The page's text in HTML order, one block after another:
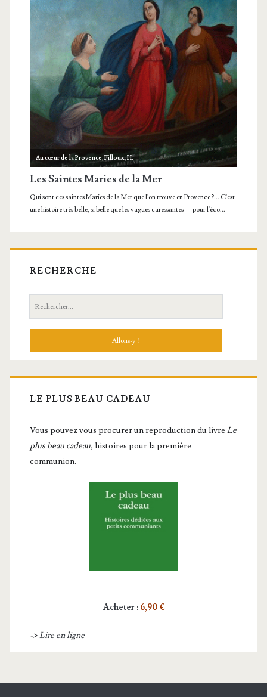
RECHERCHE
Recherche:
LE PLUS BEAU CADEAU
Vous pou­vez vous pro­cu­rer un repro­duc­tion du livre Le
plus beau cadeau, histoires pour la première
communion.
Acheter: 6,90 €
->Lire en ligne